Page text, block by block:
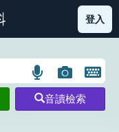
部首索引表圖示
登入
語
言
搜
圖
片
搜
開
鍵
音讀檢索